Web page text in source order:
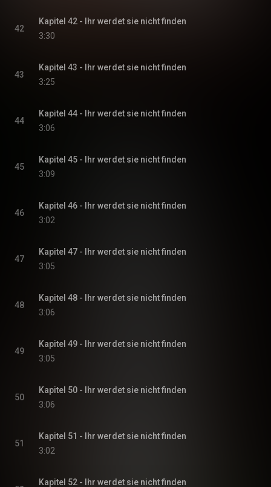
42
Kapitel 42 - Ihr werdet sie nicht finden
3:30
43
Kapitel 43 - Ihr werdet sie nicht finden
3:25
44
Kapitel 44 - Ihr werdet sie nicht finden
3:06
45
Kapitel 45 - Ihr werdet sie nicht finden
3:09
46
Kapitel 46 - Ihr werdet sie nicht finden
3:02
47
Kapitel 47 - Ihr werdet sie nicht finden
3:05
48
Kapitel 48 - Ihr werdet sie nicht finden
3:06
49
Kapitel 49 - Ihr werdet sie nicht finden
3:05
50
Kapitel 50 - Ihr werdet sie nicht finden
3:06
51
Kapitel 51 - Ihr werdet sie nicht finden
3:02
Kapitel 52 - Ihr werdet sie nicht finden